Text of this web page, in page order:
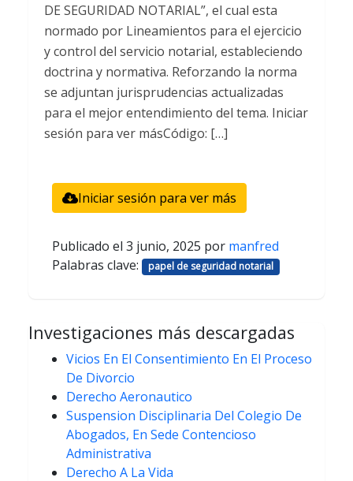
DE SEGURIDAD NOTARIAL”, el cual esta
normado por Lineamientos para el ejercicio
y control del servicio notarial, estableciendo
doctrina y normativa. Reforzando la norma
se adjuntan jurisprudencias actualizadas
para el mejor entendimiento del tema. Iniciar
sesión para ver másCódigo: […]
Iniciar sesión para ver más
Publicado el 3 junio, 2025 por manfred
Palabras clave:
papel de seguridad notarial
Investigaciones más descargadas
Vicios En El Consentimiento En El Proceso
De Divorcio
Derecho Aeronautico
Suspension Disciplinaria Del Colegio De
Abogados, En Sede Contencioso
Administrativa
Derecho A La Vida